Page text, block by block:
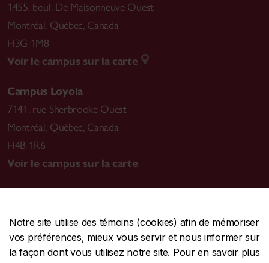
Notre site utilise des témoins (cookies) afin de mémoriser
vos préférences, mieux vous servir et nous informer sur
la façon dont vous utilisez notre site. Pour en savoir plus
1455, boul. De Maisonneuve Ouest
Montréal, Québec, Canada
H3G 1M8
Voir le campus sur la carte
Campus Loyola
7141, rue Sherbrooke Ouest
Montréal, Québec, Canada
H4B 1R6
Voir le campus sur la carte
CENTRALE514-848-2424
URGENCE514-848-3717